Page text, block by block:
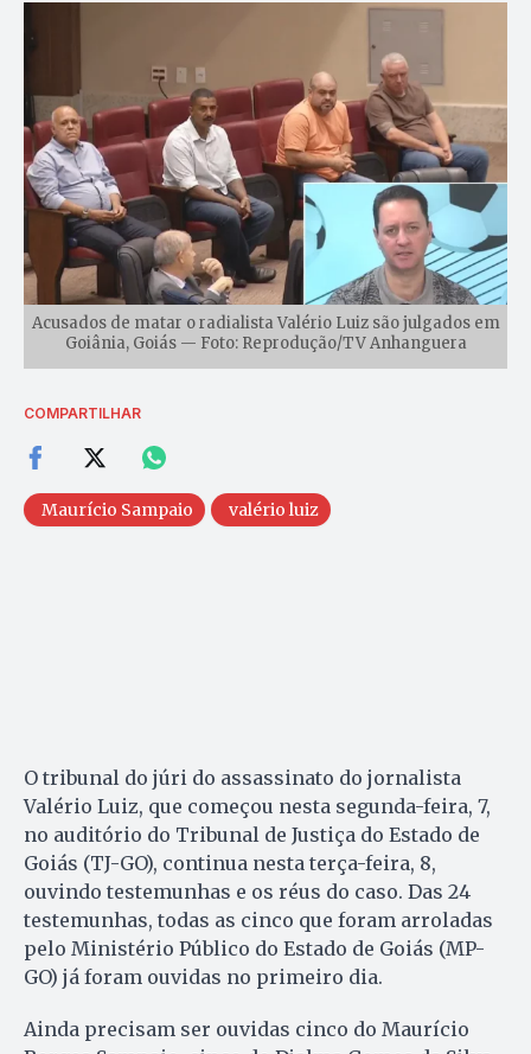
Acusados de matar o radialista Valério Luiz são julgados em
Goiânia, Goiás — Foto: Reprodução/TV Anhanguera
COMPARTILHAR
Maurício Sampaio valério luiz
O tribunal do júri do assassinato do jornalista
Valério Luiz, que começou nesta segunda-feira, 7,
no auditório do Tribunal de Justiça do Estado de
Goiás (TJ-GO), continua nesta terça-feira, 8,
ouvindo testemunhas e os réus do caso. Das 24
testemunhas, todas as cinco que foram arroladas
pelo Ministério Público do Estado de Goiás (MP-
GO) já foram ouvidas no primeiro dia.
Ainda precisam ser ouvidas cinco do Maurício